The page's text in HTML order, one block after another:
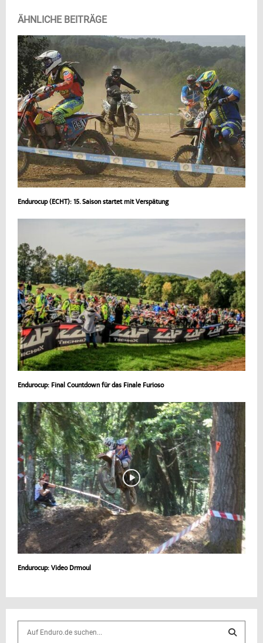
ÄHNLICHE BEITRÄGE
Endurocup (ECHT): 15. Saison startet mit Verspätung
Endurocup: Final Countdown für das Finale Furioso
Endurocup: Video Drmoul